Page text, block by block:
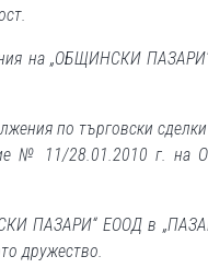
на „ОБЩИНСКИ
по търговски
№ 11/28.01.2010 г. на
ПАЗАРИ“ ЕООД в
дружество.